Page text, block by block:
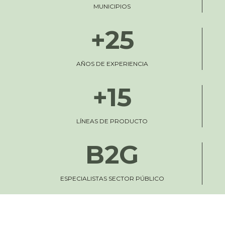
MUNICIPIOS
+25
AÑOS DE EXPERIENCIA
+15
LÍNEAS DE PRODUCTO
B2G
ESPECIALISTAS SECTOR PÚBLICO